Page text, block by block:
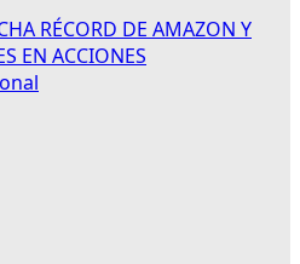
RÉCORD DE AMAZON Y
EN ACCIONES